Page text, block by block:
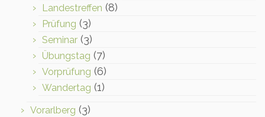
Landestreffen (8)
Prüfung (3)
Seminar (3)
Übungstag (7)
Vorprüfung (6)
Wandertag (1)
Vorarlberg (3)